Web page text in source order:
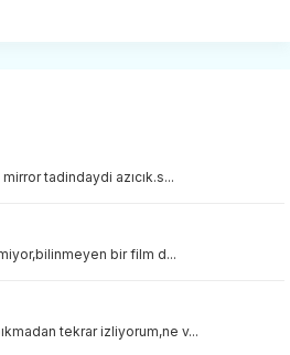
tadindaydi azıcık.s...
bir film d...
tekrar izliyorum,ne v...